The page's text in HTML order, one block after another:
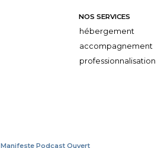
NOS SERVICES
hébergement
accompagnement
professionnalisation
Manifeste Podcast Ouvert